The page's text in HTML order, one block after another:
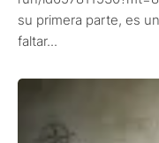
su primera parte, es
faltar...